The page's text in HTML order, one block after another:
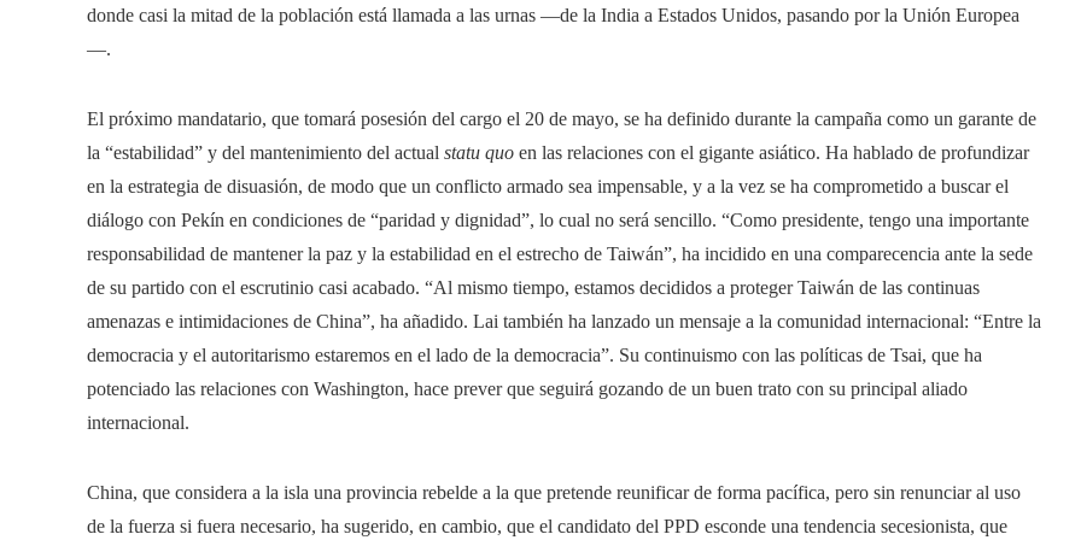
donde casi la mitad de la población está llamada a las urnas —de la India a Estados Unidos, pasando por la Unión Europea
—.
El próximo mandatario, que tomará posesión del cargo el 20 de mayo, se ha definido durante la campaña como un garante de
la “estabilidad” y del mantenimiento del actual statu quo en las relaciones con el gigante asiático. Ha hablado de profundizar
en la estrategia de disuasión, de modo que un conflicto armado sea impensable, y a la vez se ha comprometido a buscar el
diálogo con Pekín en condiciones de “paridad y dignidad”, lo cual no será sencillo. “Como presidente, tengo una importante
responsabilidad de mantener la paz y la estabilidad en el estrecho de Taiwán”, ha incidido en una comparecencia ante la sede
de su partido con el escrutinio casi acabado. “Al mismo tiempo, estamos decididos a proteger Taiwán de las continuas
amenazas e intimidaciones de China”, ha añadido. Lai también ha lanzado un mensaje a la comunidad internacional: “Entre la
democracia y el autoritarismo estaremos en el lado de la democracia”. Su continuismo con las políticas de Tsai, que ha
potenciado las relaciones con Washington, hace prever que seguirá gozando de un buen trato con su principal aliado
internacional.
China, que considera a la isla una provincia rebelde a la que pretende reunificar de forma pacífica, pero sin renunciar al uso
de la fuerza si fuera necesario, ha sugerido, en cambio, que el candidato del PPD esconde una tendencia secesionista, que